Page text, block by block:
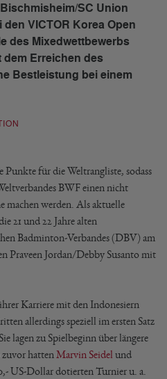
SC Union
VICTOR Korea Open
des Mixedwettbewerbs
Erreichen des
Bestleistung bei einem
Punkte für die Weltrangliste, sodass
BWF einen nicht
machen werden. Als aktuelle
21 und 22 Jahre alten
Badminton-Verbandes (DBV) am
Praveen Jordan/Debby Susanto mit
Karriere mit den Indonesiern
allerdings speziell im ersten Satz
lagen zu Spielbeginn über längere
hatten Marvin Seidel und
US-Dollar dotierten Turnier u. a.